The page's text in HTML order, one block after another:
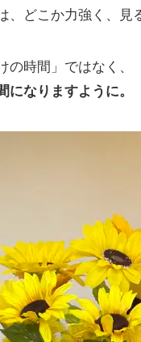
どこか力強く、見
時間」ではなく、
なりますように。